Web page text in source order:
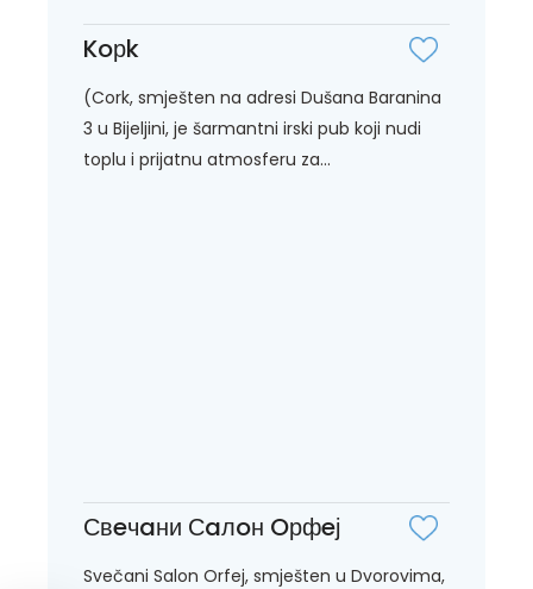
Koрk
(Cork, smješten na adresi Dušana Baranina
3 u Bijeljini, je šarmantni irski pub koji nudi
toplu i prijatnu atmosferu za...
Свeчaни Сaлoн Oрфeј
Svečani Salon Orfej, smješten u Dvorovima,